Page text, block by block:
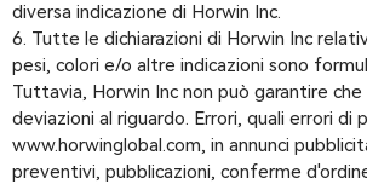
diversa indicazione di Horwin Inc.
6. Tutte le dichiarazioni di Horwin Inc
pesi, colori e/o altre indicazioni sono
Tuttavia, Horwin Inc non può garantire che
deviazioni al riguardo. Errori, quali errori di
www.horwinglobal.com, in annunci
preventivi, pubblicazioni, conferme